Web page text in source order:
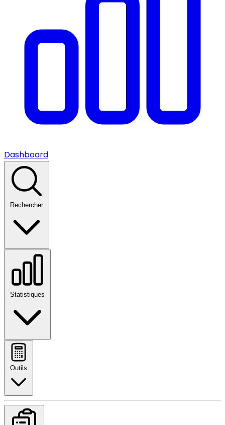
Dashboard
Rechercher
Statistiques
Outils